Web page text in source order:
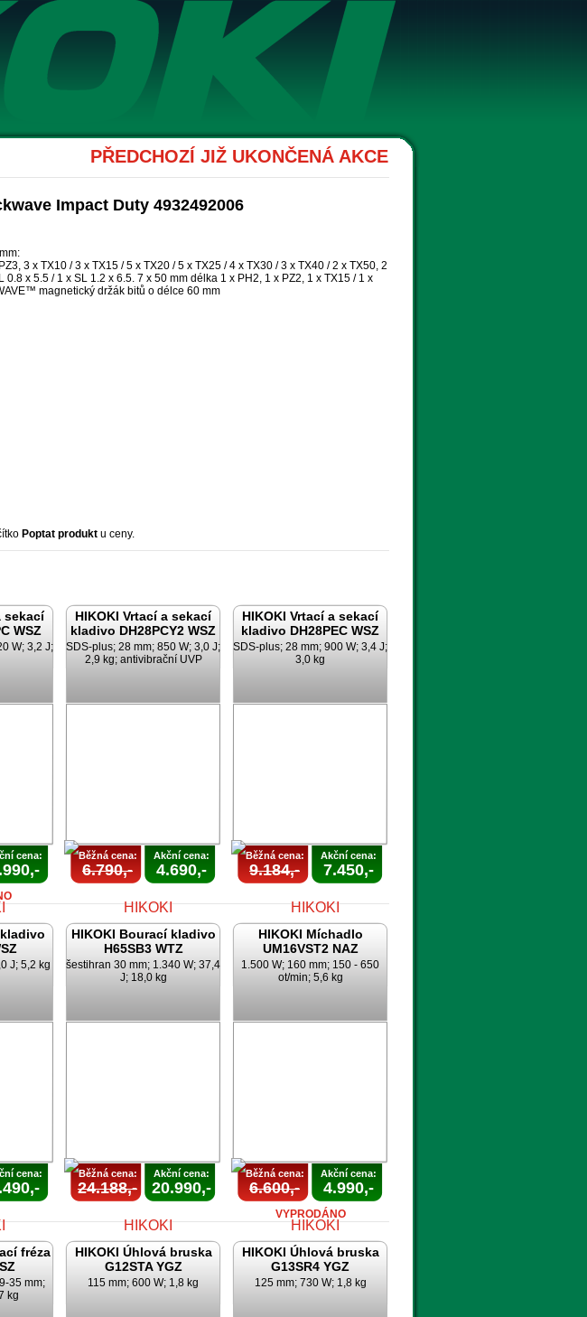
PŘEDCHOZÍ JIŽ UKONČENÁ AKCE
Impact Duty 4932492006
3 x TX10 / 3 x TX15 / 5 x TX20 / 5 x TX25 / 4 x TX30 / 3 x TX40 / 2 x TX50, 2
x 5.5 / 1 x SL 1.2 x 6.5. 7 x 50 mm délka 1 x PH2, 1 x PZ2, 1 x TX15 / 1 x
magnetický držák bitů o délce 60 mm
Poptat produktu ceny.
sekací
WSZ
W; 3,2 J;
cena:
HIKOKI Vrtací a sekací
kladivo DH28PCY2 WSZ
SDS-plus; 28 mm; 850 W; 3,0 J;
2,9 kg; antivibrační UVP
Běžná cena:
6.790,-
Akční cena:
4.690,-
HIKOKI Vrtací a sekací
kladivo DH28PEC WSZ
SDS-plus; 28 mm; 900 W; 3,4 J;
3,0 kg
Běžná cena:
9.184,-
Akční cena:
7.450,-
J; 5,2 kg
cena:
HIKOKI Bourací kladivo
H65SB3 WTZ
šestihran 30 mm; 1.340 W; 37,4
J; 18,0 kg
Běžná cena:
24.188,-
Akční cena:
20.990,-
HIKOKI Míchadlo
UM16VST2 NAZ
1.500 W; 160 mm; 150 - 650
ot/min; 5,6 kg
Běžná cena:
6.600,-
Akční cena:
4.990,-
VYPRODÁNO
fréza
35 mm;
kg
HIKOKI Úhlová bruska
G12STA YGZ
115 mm; 600 W; 1,8 kg
HIKOKI Úhlová bruska
G13SR4 YGZ
125 mm; 730 W; 1,8 kg